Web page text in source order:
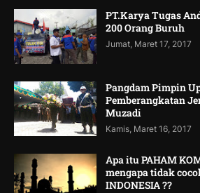
PT.Karya Tugas
200 Orang Buruh
Jumat, Maret 17, 2017
Pangdam Pimpin
Pemberangkatan
Muzadi
Kamis, Maret 16, 2017
Apa itu PAHAM
mengapa tidak
INDONESIA ??